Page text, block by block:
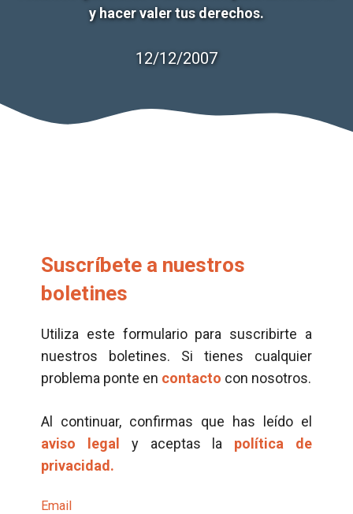
y hacer valer tus derechos.
12/12/2007
Suscríbete a nuestros
boletines
Utiliza este formulario para suscribirte a
nuestros boletines. Si tienes cualquier
problema ponte en contacto con nosotros.
Al continuar, confirmas que has leído el
aviso legal
y aceptas la política de
privacidad.
Email